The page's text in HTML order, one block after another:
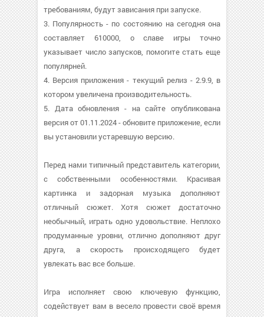
требованиям, будут зависания при запуске.
3. Популярность - по состоянию на сегодня она
составляет 610000, о cлаве игры точно
указывает число запусков, помогите стать еще
популярней.
4. Версия приложения - текущий релиз - 2.9.9, в
котором увеличена производительность.
5. Дата обновления - на сайте опубликована
версия от 01.11.2024 - обновите приложение, если
вы установили устаревшую версию.
Перед нами типичный представитель категории,
с собственными особенностями. Красивая
картинка и задорная музыка дополняют
отличный сюжет. Хотя сюжет достаточно
необычный, играть одно удовольствие. Неплохо
продуманные уровни, отлично дополняют друг
друга, а скорость происходящего будет
увлекать вас все больше.
Игра исполняет свою ключевую функцию,
содействует вам в весело провести своё время